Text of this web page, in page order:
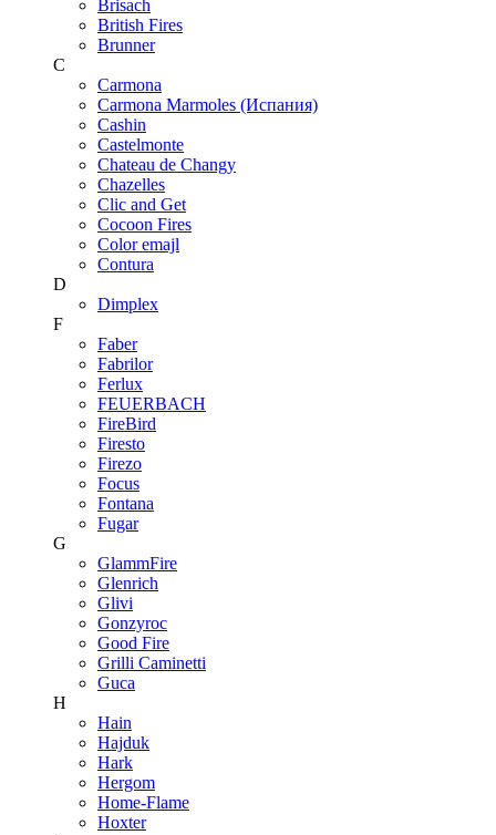
Brisach
British Fires
Brunner
C
Carmona
Carmona Marmoles (Испания)
Cashin
Castelmonte
Chateau de Changy
Chazelles
Clic and Get
Cocoon Fires
Color emajl
Contura
D
Dimplex
F
Faber
Fabrilor
Ferlux
FEUERBACH
FireBird
Firesto
Firezo
Focus
Fontana
Fugar
G
GlammFire
Glenrich
Glivi
Gonzyroc
Good Fire
Grilli Caminetti
Guca
H
Hain
Hajduk
Hark
Hergom
Home-Flame
Hoxter